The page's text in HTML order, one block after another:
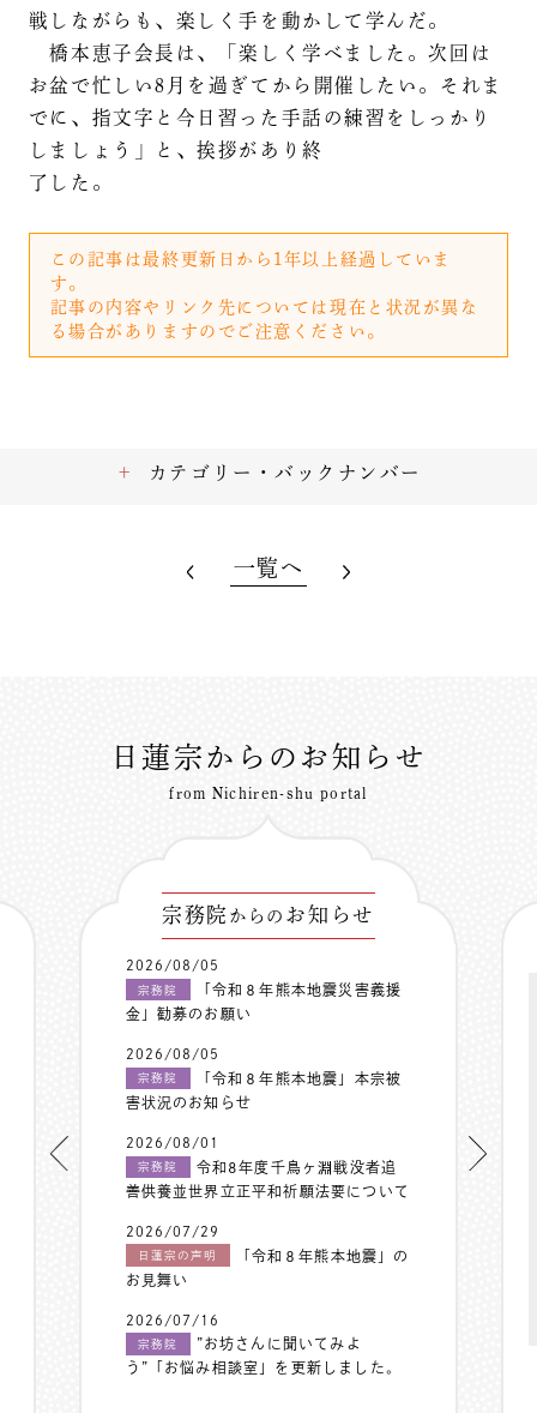
戦しながらも、楽しく手を動かして学んだ。
橋本恵子会長は、「楽しく学べました。次回は
お盆で忙しい8月を過ぎてから開催したい。それま
でに、指文字と今日習った手話の練習をしっかり
しましょう」と、挨拶があり終
了した。
この記事は最終更新日から1年以上経過していま
す。
記事の内容やリンク先については現在と状況が異な
る場合がありますのでご注意ください。
カテゴリー・バックナンバー
一覧へ
日蓮宗からのお知らせ
from Nichiren-shu portal
宗務院 からの お知らせ
2026/08/05
宗務院
「令和８年熊本地震災害義援
金」勧募のお願い
2026/08/05
宗務院
「令和８年熊本地震」本宗被
害状況のお知らせ
2026/08/01
宗務院
令和8年度千鳥ヶ淵戦没者追
善供養並世界立正平和祈願法要について
2026/07/29
日蓮宗の声明
「令和８年熊本地震」の
お見舞い
2026/07/16
宗務院
”お坊さんに聞いてみよ
う”「お悩み相談室」を更新しました。